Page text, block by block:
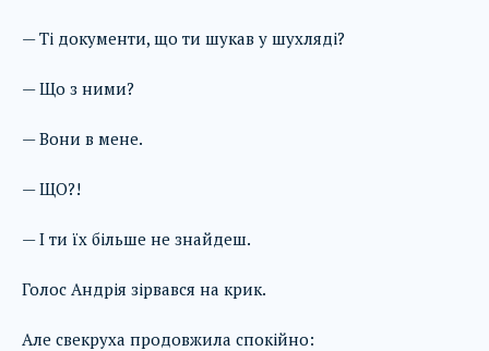
— Ті документи, що ти шукав у шухляді?
— Що з ними?
— Вони в мене.
— ЩО?!
— І ти їх більше не знайдеш.
Голос Андрія зірвався на крик.
Але свекруха продовжила спокійно: